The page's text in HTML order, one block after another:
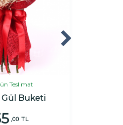
Teslimat
Gül Buketi
,00 TL